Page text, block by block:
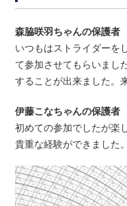
森脇咲羽ちゃんの保護者
いつもはストライダーを
て参加させてもらいまし
することが出来ました。
伊藤こなちゃんの保護者
初めての参加でしたが楽
貴重な経験ができました